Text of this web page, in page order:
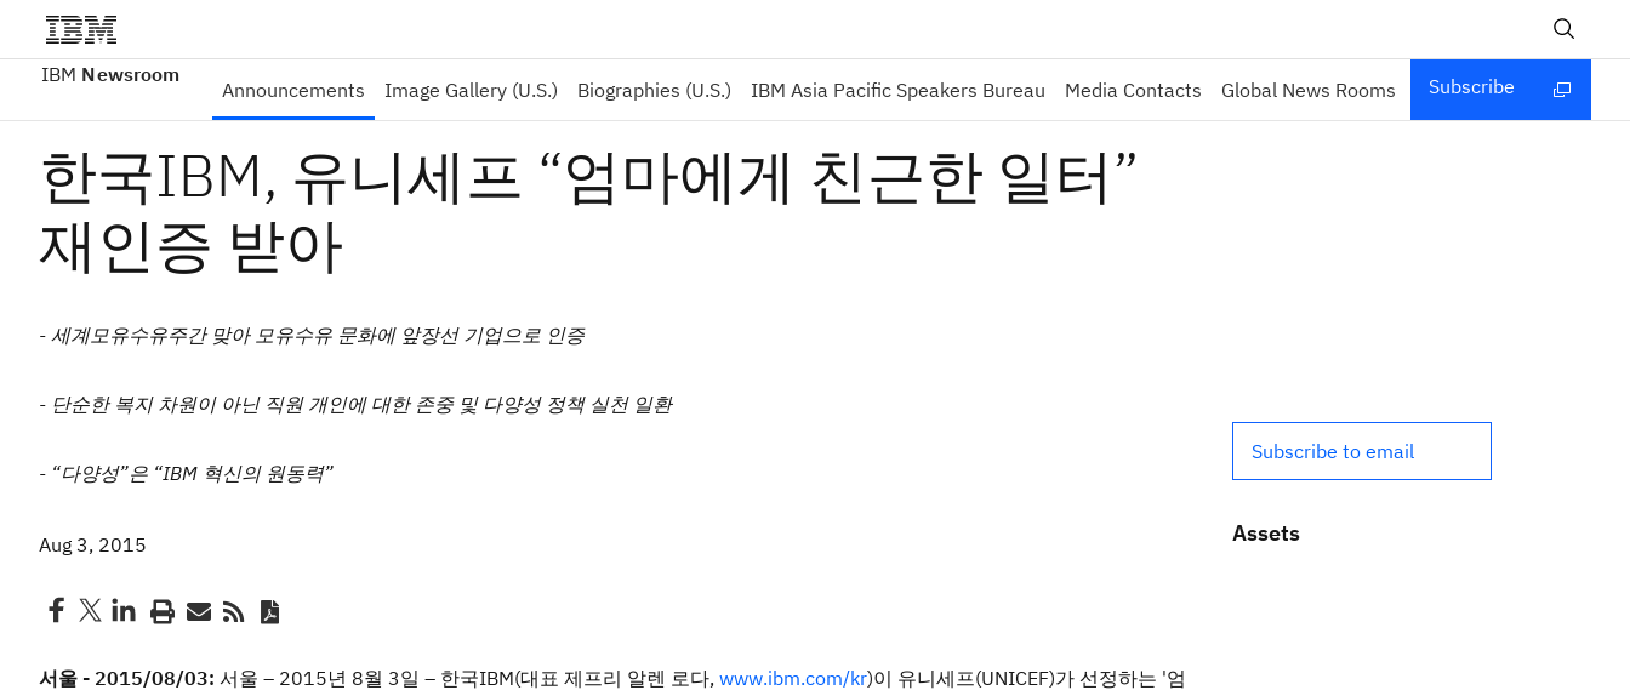
IBM Newsroom
Announcements Image Gallery (U.S.) Biographies (U.S.) IBM Asia Pacific Speakers Bureau Media Contacts Global News Rooms Subscribe
한국IBM, 유니세프 “엄마에게 친근한 일터”
재인증 받아
- 세계모유수유주간 맞아 모유수유 문화에 앞장선 기업으로 인증
- 단순한 복지 차원이 아닌 직원 개인에 대한 존중 및 다양성 정책 실천 일환
- “다양성”은 “IBM 혁신의 원동력”
Aug 3, 2015
서울 - 2015/08/03: 서울 – 2015년 8월 3일 – 한국IBM(대표 제프리 알렌 로다, www.ibm.com/kr)이 유니세프(UNICEF)가 선정하는 '엄
Subscribe to email
Assets